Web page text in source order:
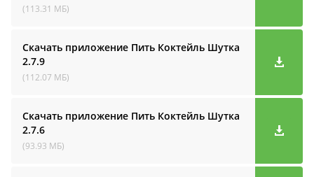
(113.31 МБ)
Скачать приложение Пить Коктейль Шутка
2.7.9
(112.07 МБ)
Скачать приложение Пить Коктейль Шутка
2.7.6
(93.93 МБ)